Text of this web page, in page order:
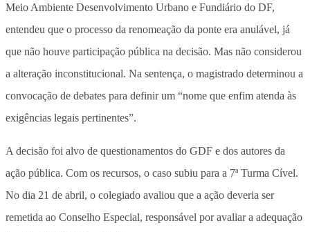
Meio Ambiente Desenvolvimento Urbano e Fundiário do DF,
entendeu que o processo da renomeação da ponte era anulável, já
que não houve participação pública na decisão. Mas não considerou
a alteração inconstitucional. Na sentença, o magistrado determinou a
convocação de debates para definir um “nome que enfim atenda às
exigências legais pertinentes”.
A decisão foi alvo de questionamentos do GDF e dos autores da
ação pública. Com os recursos, o caso subiu para a 7ª Turma Cível.
No dia 21 de abril, o colegiado avaliou que a ação deveria ser
remetida ao Conselho Especial, responsável por avaliar a adequação